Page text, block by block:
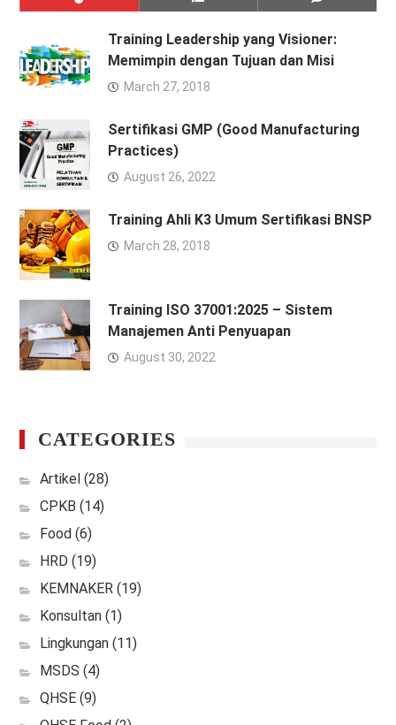
Training Leadership yang Visioner:
Memimpin dengan Tujuan dan Misi
March 27, 2018
Sertifikasi GMP (Good Manufacturing
Practices)
August 26, 2022
Training Ahli K3 Umum Sertifikasi BNSP
March 28, 2018
Training ISO 37001:2025 – Sistem
Manajemen Anti Penyuapan
August 30, 2022
CATEGORIES
Artikel(28)
CPKB (14)
Food(6)
HRD (19)
KEMNAKER(19)
Konsultan(1)
Lingkungan(11)
MSDS (4)
QHSE(9)